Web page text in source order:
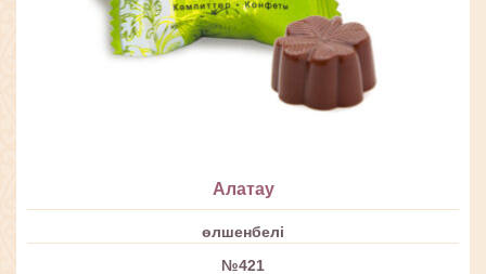
Алатау
өлшенбелі
№421